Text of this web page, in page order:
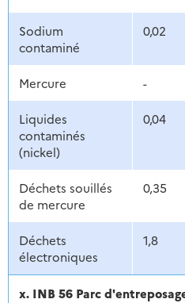
Sodium
contaminé
0,02
Mercure -
Liquides
contaminés
(nickel)
0,04
Déchets souillés
de mercure
0,35
Déchets
électroniques
1,8
x. INB 56 Parc